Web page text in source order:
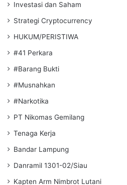
Investasi dan Saham
Strategi Cryptocurrency
HUKUM/PERISTIWA
#41 Perkara
#Barang Bukti
#Musnahkan
#Narkotika
PT Nikomas Gemilang
Tenaga Kerja
Bandar Lampung
Danramil 1301-02/Siau
Kapten Arm Nimbrot Lutani